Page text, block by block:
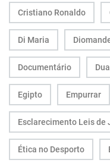
Cristiano Ronaldo
Di Maria
Documentário
Egipto Empurrar
Esclarecimento Leis de
Ética no Desporto